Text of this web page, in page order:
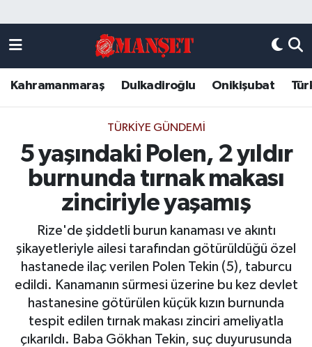
Kahramanmaraş Dulkadiroğlu Onikişubat
TÜRKIYE GÜNDEMI
5 yaşındaki Polen, 2 yıldır
burnunda tırnak makası
zinciriyle yaşamış
Rize'de şiddetli burun kanaması ve akıntı
şikayetleriyle ailesi tarafından götürüldüğü özel
hastanede ilaç verilen Polen Tekin (5), taburcu
edildi. Kanamanın sürmesi üzerine bu kez devlet
hastanesine götürülen küçük kızın burnunda
tespit edilen tırnak makası zinciri ameliyatla
çıkarıldı. Baba Gökhan Tekin, suç duyurusunda
DULKADİROĞLU
KAHRAMANMARAŞ
ONİKİŞUBAT
ÖZEL HABER
Künye
Kahramanmaraş Nöbetçi Eczaneler
Kahramanmaraş Hava Durumu
Kahramanmaraş Trafik Yoğunluk Haritası
Süper Lig Puan Durumu ve Fikstür
Tüm Manşetler
Son Dakika Haberleri
Haber Arşivi